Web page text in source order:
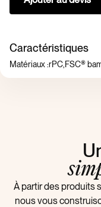
Caractéristiques
Matériaux :rPC,FSC®
À partir des produits
nous vous